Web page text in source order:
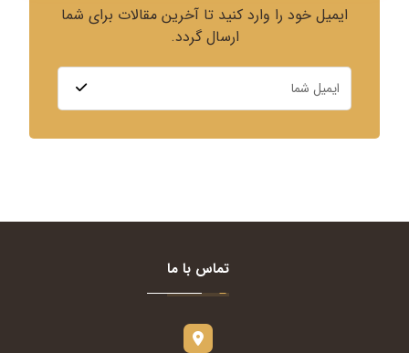
ایمیل خود را وارد کنید تا آخرین مقالات برای شما
ارسال گردد.
تماس با ما